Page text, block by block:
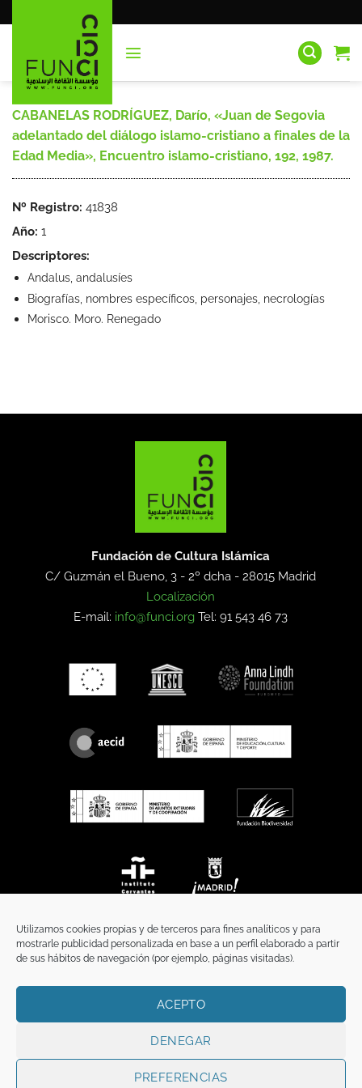
Utilizamos cookies propias y de terceros para fines analíticos y para
mostrarle publicidad personalizada en base a un perfil elaborado a partir
de sus hábitos de navegación (por ejemplo, páginas visitadas).
ACEPTO
DENEGAR
PREFERENCIAS
al
CABANELAS RODRÍGUEZ, Darío, «Juan de Segovia
adelantado del diálogo islamo-cristiano a finales de la
Edad Media», Encuentro islamo-cristiano, 192, 1987.
Nº Registro: 41838
Año: 1
Descriptores:
Andalus, andalusíes
Biografías, nombres específicos, personajes, necrologías
Morisco. Moro. Renegado
Fundación de Cultura Islámica
C/ Guzmán el Bueno, 3 - 2º dcha -28015 Madrid
Localización
E-mail: info@funci.org Tel: 91 543 46 73
TÉRMINOS Y CONDICIONES
Copyright 2026 ©FunciFUNCI es titular de los derechos de propiedad
intelectual e industrial de este sitio web, y es también titular o tiene la